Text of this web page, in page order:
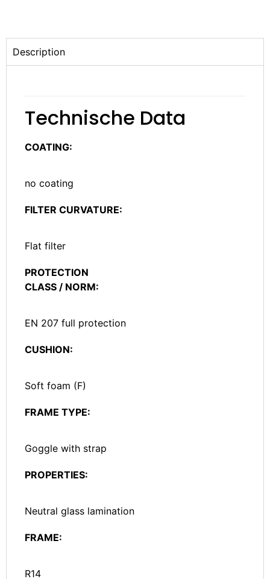
Description
Technische Data
COATING:
no coating
FILTER CURVATURE:
Flat filter
PROTECTION
CLASS / NORM:
EN 207 full protection
CUSHION:
Soft foam (F)
FRAME TYPE:
Goggle with strap
PROPERTIES:
Neutral glass lamination
FRAME:
R14